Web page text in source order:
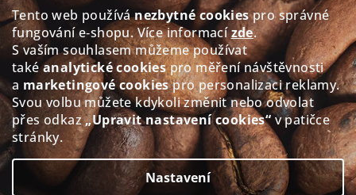
Tento web používánezbytné cookiespro správné
fungování e‑shopu. Více informacízde.
S vaším souhlasem můžeme používat
takéanalytické cookiespro měření návštěvnosti
a marketingové cookiespro personalizaci reklamy.
Svou volbu můžete kdykoli změnit nebo odvolat
přes odkaz„Upravit nastavení cookies“v patičce
stránky.
Nastavení
Kam pro kávu?
Prodej čerstvě pražené kávy GOLDEN Coffee
Přerovského 151/5, 674 01 Třebíč
Po - Pá: 8:00-12:00 12:30-17.30
So: 8:30-11.30
Ne: Zavřeno
Zobrazit na Google mapách